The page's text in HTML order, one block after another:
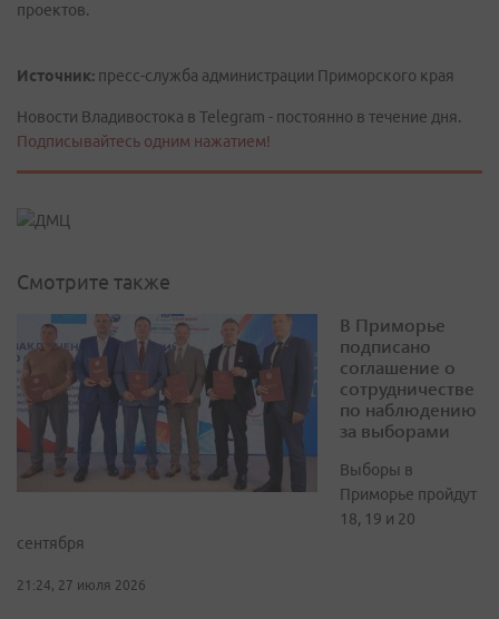
проектов.
Источник: пресс-служба администрации Приморского края
Новости Владивостока в Telegram - постоянно в течение дня.
Подписывайтесь одним нажатием!
Смотрите также
В Приморье
подписано
соглашение о
сотрудничестве
по наблюдению
за выборами
Выборы в
Приморье пройдут
18, 19 и 20
сентября
21:24, 27 июля 2026